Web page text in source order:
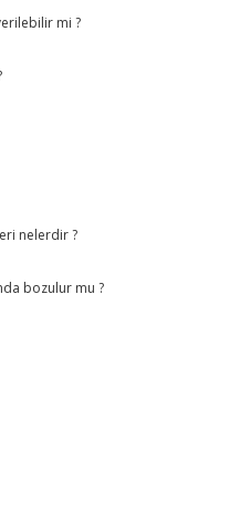
mi ?
nelerdir ?
bozulur mu ?